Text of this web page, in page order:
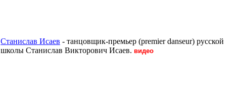
Станислав Исаев - танцовщик-премьер (premier danseur) русской
школы Станислав Викторович Исаев. видео